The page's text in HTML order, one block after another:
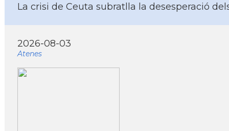
La crisi de Ceuta subratlla la desesperació
2026-08-03
Atenes